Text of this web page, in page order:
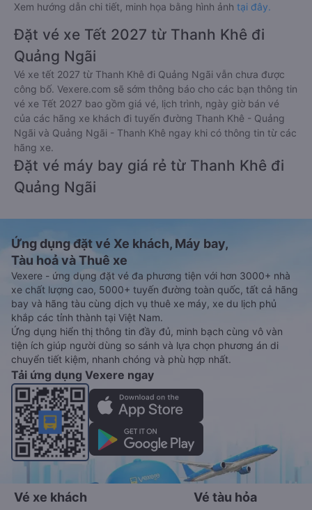
Xem hướng dẫn chi tiết, minh họa bằng hình ảnh tại đây.
Đặt vé xe Tết 2027 từ Thanh Khê đi
Quảng Ngãi
Vé xe tết 2027 từ Thanh Khê đi Quảng Ngãi vẫn chưa được
công bố. Vexere.com sẽ sớm thông báo cho các bạn thông tin
vé xe Tết 2027 bao gồm giá vé, lịch trình, ngày giờ bán vé
của các hãng xe khách đi tuyến đường Thanh Khê - Quảng
Ngãi và Quảng Ngãi - Thanh Khê ngay khi có thông tin từ các
hãng xe.
Đặt vé máy bay giá rẻ từ Thanh Khê đi
Quảng Ngãi
Ứng dụng đặt vé Xe khách, Máy bay,
Tàu hoả và Thuê xe
Vexere - ứng dụng đặt vé đa phương tiện với hơn 3000+ nhà
xe chất lượng cao, 5000+ tuyến đường toàn quốc, tất cả hãng
bay và hãng tàu cùng dịch vụ thuê xe máy, xe du lịch phủ
khắp các tỉnh thành tại Việt Nam.
Ứng dụng hiển thị thông tin đầy đủ, minh bạch cùng vô vàn
tiện ích giúp người dùng so sánh và lựa chọn phương án di
chuyển tiết kiệm, nhanh chóng và phù hợp nhất.
Tải ứng dụng Vexere ngay
Vé xe khách Vé tàu hỏa